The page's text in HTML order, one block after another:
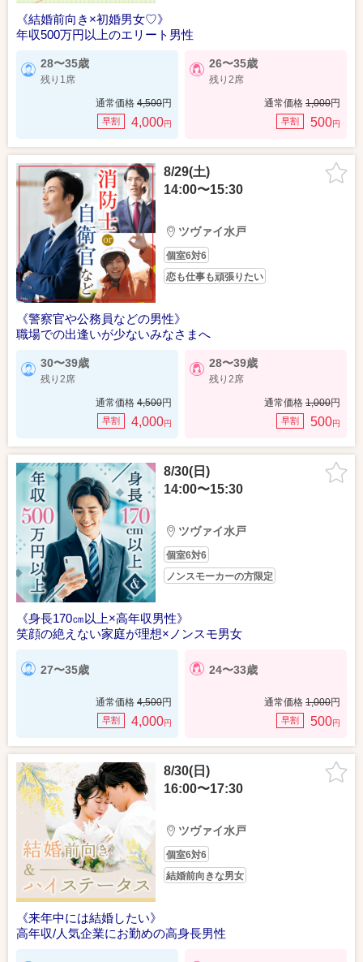
《結婚前向き×初婚男女♡》
年収500万円以上のエリート男性
28〜35歳
残り1席
通常価格 4,500円
早割 4,000円
26〜35歳
残り2席
通常価格 1,000円
早割 500円
8/29(土)
14:00〜15:30
ツヴァイ水戸
個室6対6
恋も仕事も頑張りたい
《警察官や公務員などの男性》
職場での出逢いが少ないみなさまへ
30〜39歳
残り2席
通常価格 4,500円
早割 4,000円
28〜39歳
残り2席
通常価格 1,000円
早割 500円
8/30(日)
14:00〜15:30
ツヴァイ水戸
個室6対6
ノンスモーカーの方限定
《身長170㎝以上×高年収男性》
笑顔の絶えない家庭が理想×ノンスモ男女
27〜35歳
通常価格 4,500円
早割 4,000円
24〜33歳
通常価格 1,000円
早割 500円
8/30(日)
16:00〜17:30
ツヴァイ水戸
個室6対6
結婚前向きな男女
《来年中には結婚したい》
高年収/人気企業にお勤めの高身長男性